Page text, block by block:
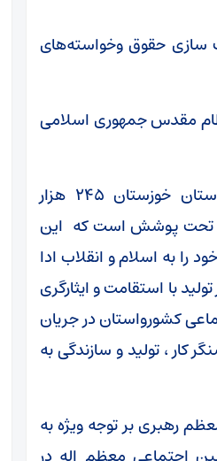
پایان سال۱۴۰۳وتحقق متناسب سازی حقوق وخواسته‌های
مقدس جمهوری اسلامی
احتراماً به استحضار می‌رساند کانون بازنشستگان تأمین اجتماعی استان خوزستان ۲۴۵ هزار
تحت پوشش است که این
را به اسلام و انقلاب ادا
مقدس و در سنگر تولید با استقامت و ایثارگری
کشورواستان در جریان
، تولید و سازندگی به
رهبری بر توجه ویژه به